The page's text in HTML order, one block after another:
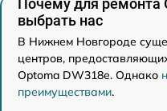
выбрать нас
В Нижнем Новгороде
центров,
Optoma DW318e. Однако
преимуществами.